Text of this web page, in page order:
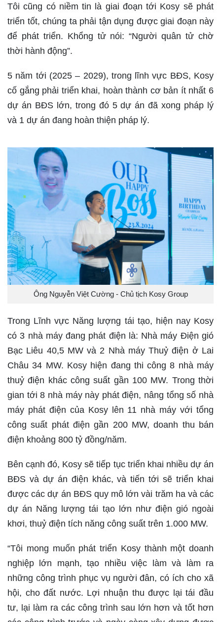
Tôi cũng có niềm tin là giai đoạn tới Kosy sẽ phát
triển tốt, chúng ta phải tận dụng được giai đoạn này
để phát triển. Khổng tử nói: “Người quân tử chờ
thời hành động”.
5 năm tới (2025 – 2029), trong lĩnh vực BĐS, Kosy
cố gắng phải triển khai, hoàn thành cơ bản ít nhất 6
dự án BĐS lớn, trong đó 5 dự án đã xong pháp lý
và 1 dự án đang hoàn thiện pháp lý.
Ông Nguyễn Việt Cường - Chủ tịch Kosy Group
Trong Lĩnh vực Năng lượng tái tạo, hiện nay Kosy
có 3 nhà máy đang phát điện là: Nhà máy Điện gió
Bạc Liêu 40,5 MW và 2 Nhà máy Thuỷ điện ở Lai
Châu 34 MW. Kosy hiện đang thi công 8 nhà máy
thuỷ điện khác công suất gần 100 MW. Trong thời
gian tới 8 nhà máy này phát điện, nâng tổng số nhà
máy phát điện của Kosy lên 11 nhà máy với tổng
công suất phát điện gần 200 MW, doanh thu bán
điện khoảng 800 tỷ đồng/năm.
Bên cạnh đó, Kosy sẽ tiếp tục triển khai nhiều dự án
BĐS và dự án điện khác, và tiến tới sẽ triển khai
được các dự án BĐS quy mô lớn vài trăm ha và các
dự án Năng lượng tái tạo lớn như điện gió ngoài
khơi, thuỷ điện tích năng công suất trên 1.000 MW.
“Tôi mong muốn phát triển Kosy thành một doanh
nghiệp lớn mạnh, tạo nhiều việc làm và làm ra
những công trình phục vụ người đân, có ích cho xã
hội, cho đất nước. Lợi nhuận thu được lại tái đầu
tư, lại làm ra các công trình sau lớn hơn và tốt hơn